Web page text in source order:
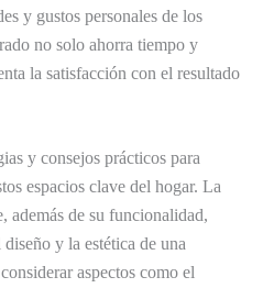
y gustos personales de los
no solo ahorra tiempo y
la satisfacción con el resultado
y consejos prácticos para
espacios clave del hogar. La
además de su funcionalidad,
y la estética de una
aspectos como el